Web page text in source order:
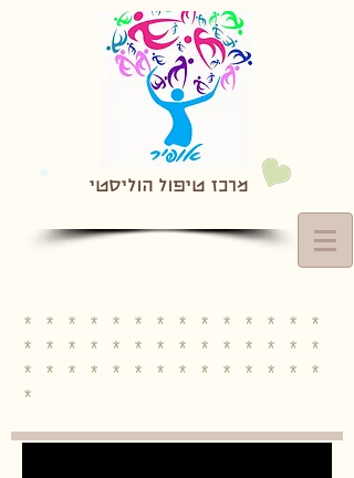
מרכז טיפול הוליסטי
* * * * * * * * * * * * * *
* * * * * * * * * * * * * *
* * * * * * * * * * * * * *
*